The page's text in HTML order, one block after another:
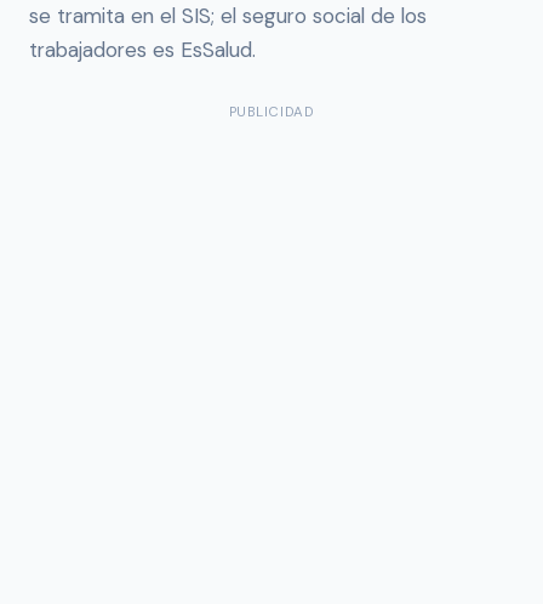
se tramita en el SIS; el seguro social de los
trabajadores es EsSalud.
PUBLICIDAD